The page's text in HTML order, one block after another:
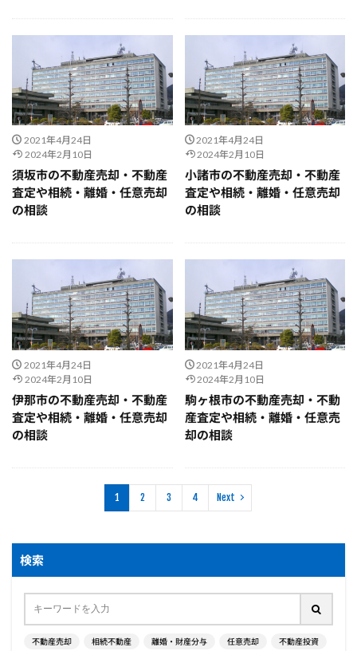
2021年4月24日
2024年2月10日
須坂市の不動産売却・不動産
査定や相続・離婚・任意売却
の相談
2021年4月24日
2024年2月10日
小諸市の不動産売却・不動産
査定や相続・離婚・任意売却
の相談
2021年4月24日
2024年2月10日
伊那市の不動産売却・不動産
査定や相続・離婚・任意売却
の相談
2021年4月24日
2024年2月10日
駒ヶ根市の不動産売却・不動
産査定や相続・離婚・任意売
却の相談
1 2 3 4 Next
検索
不動産売却 相続不動産 離婚・財産分与 任意売却 不動産投資